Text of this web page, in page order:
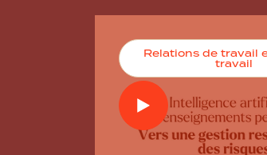
Relations de travail
travail